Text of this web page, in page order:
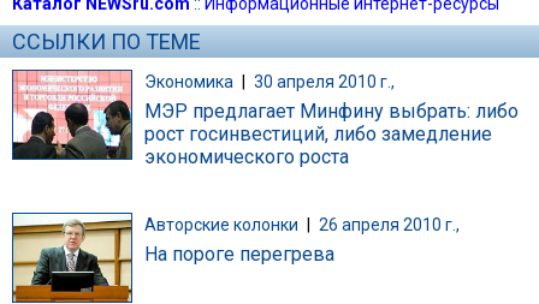
ССЫЛКИ ПО ТЕМЕ
Экономика | 30 апреля 2010 г.,
МЭР предлагает Минфину выбрать: либо
рост госинвестиций, либо замедление
экономического роста
Авторские колонки 26 апреля 2010 г.,
На пороге перегрева